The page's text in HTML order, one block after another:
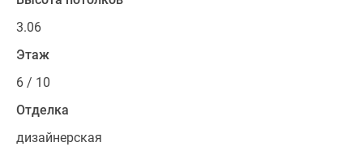
3.06
Этаж
6 / 10
Отделка
дизайнерская